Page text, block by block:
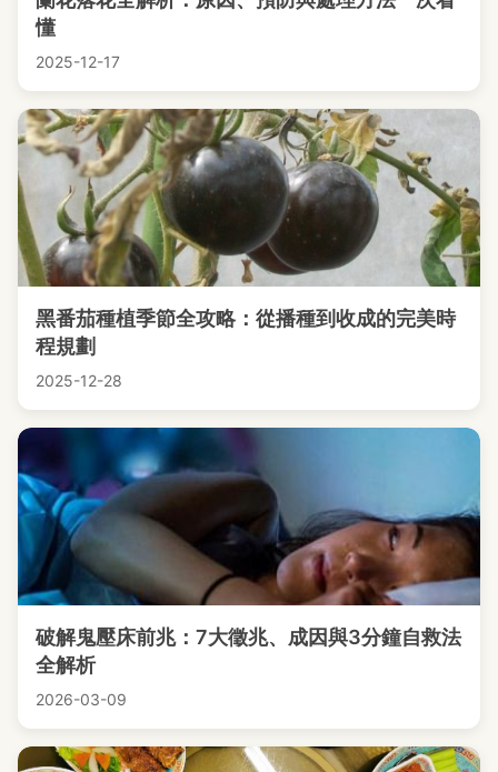
懂
2025-12-17
黑番茄種植季節全攻略：從播種到收成的完美時
程規劃
2025-12-28
破解鬼壓床前兆：7大徵兆、成因與3分鐘自救法
全解析
2026-03-09